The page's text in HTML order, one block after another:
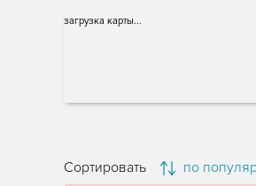
загрузка карты...
Сортировать по